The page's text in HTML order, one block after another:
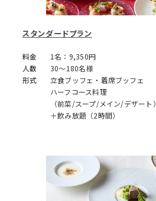
スタンダードプラン
料金
1名：9,350円
人数
30～180名様
形式
立食ブッフェ・着席ブッフェ
ハーフコース料理
（前菜/スープ/メイン/デザート）
＋飲み放題（2時間）